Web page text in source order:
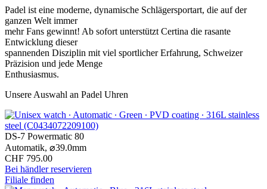
Padel ist eine moderne, dynamische Schlägersportart, die auf der
ganzen Welt immer
mehr Fans gewinnt! Ab sofort unterstützt Certina die rasante
Entwicklung dieser
spannenden Disziplin mit viel sportlicher Erfahrung, Schweizer
Präzision und jede Menge
Enthusiasmus.
Unsere Auswahl an Padel Uhren
DS-7 Powermatic 80
Automatik, ⌀39.0mm
CHF 795.00
Bei händler reservieren
Filiale finden